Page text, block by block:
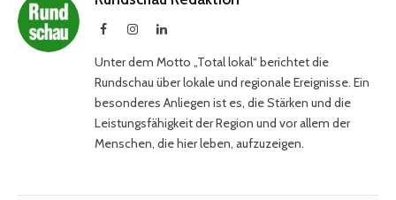
FacebookInstagramLinkedIn
Unter dem Motto „Total lokal“ berichtet die
Rundschau über lokale und regionale Ereignisse. Ein
besonderes Anliegen ist es, die Stärken und die
Leistungsfähigkeit der Region und vor allem der
Menschen, die hier leben, aufzuzeigen.